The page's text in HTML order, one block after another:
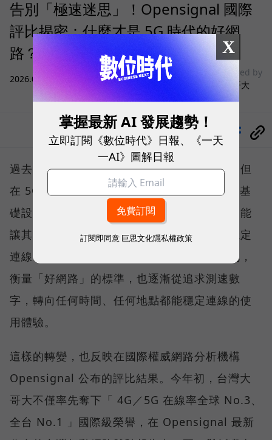
告別「極速迷思」！Opensignal 國際
評比揭密：什麼才是 5G 時代的好網
路？
2026.08.03 3C生活
sponsored by
台灣大哥大
分享
過去，下載速度是評價電信服務的重要指標，但
在 5G 成為工作、娛樂、生活不可或缺的數位基
礎設施後，消費者發現，再快的網速，如果不能
讓其在人潮聚集、高速移動或室內空間維持穩定
連線，即無法轉換成好的使用體驗，也因如此，
衡量「好網路」的標準，也逐漸從追求測速數
字，轉向任何時間、任何地點都能穩定連線的使
用體驗。
這樣的轉變，也反映在國際權威網路分析機構
Opensignal 公布的評比結果。今年初，台灣大
哥大不僅率先奪下「 4G／5G 在線率全球 No.3、
全台 No.1 」國際級榮譽，在 Opensignal 最新
X
掌握最新 AI 發展趨勢！
立即訂閱《數位時代》日報、《一天
一AI》圖解日報
訂閱即同意 巨思文化隱私權政策